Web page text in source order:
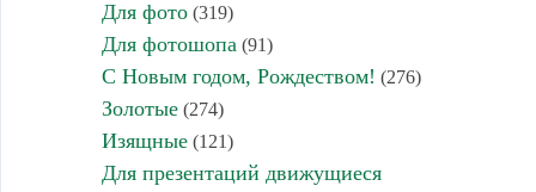
Для фото(319)
Для фотошопа (91)
С Новым годом, Рождеством! (276)
Золотые(274)
Изящные(121)
Для презентаций движущиеся